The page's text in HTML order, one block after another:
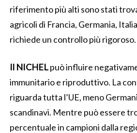
riferimento più alti sono stati
agricoli di Francia, Germania,
richiede un controllo più rigoroso.
Il NICHELpuò influire
immunitario e riproduttivo. La
riguarda tutta l’UE, meno
scandinavi. Mentre può essere
percentuale in campioni dalla